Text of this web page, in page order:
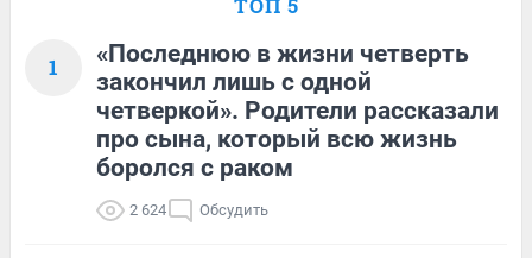
ТОП 5
1
«Последнюю в жизни четверть
закончил лишь с одной
четверкой». Родители рассказали
про сына, который всю жизнь
боролся с раком
2 624 Обсудить